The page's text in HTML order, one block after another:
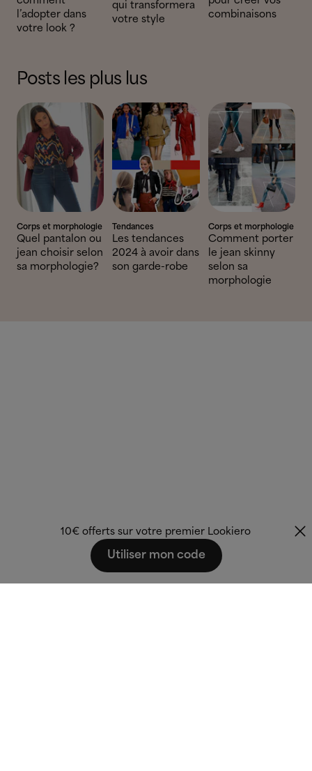
l’adopter dans
votre look ?
qui transformera
votre style
combinaisons
Posts les plus lus
Corps et morphologie
Quel pantalon ou
jean choisir selon
sa morphologie?
Tendances
Les tendances
2024 à avoir dans
son garde-robe
Corps et morphologie
Comment porter
le jean skinny
selon sa
morphologie
10€ offerts sur votre premier Lookiero
Utiliser mon code